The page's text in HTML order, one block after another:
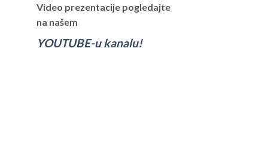
Video prezentacije pogledajte
na našem
YOUTUBE-u kanalu!